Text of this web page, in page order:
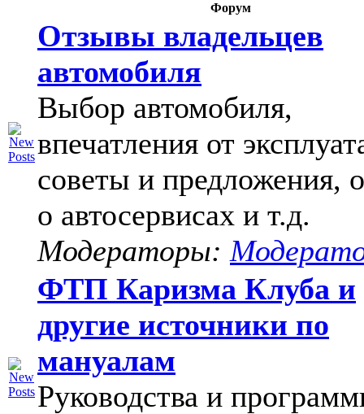
Форум
Отзывы владельцев
автомобиля
Выбор автомобиля,
впечатления от
советы и предложения,
о автосервисах и т.д.
Модераторы:
ФТП Каризма Клуба и
другие источники по
мануалам
Руководства и